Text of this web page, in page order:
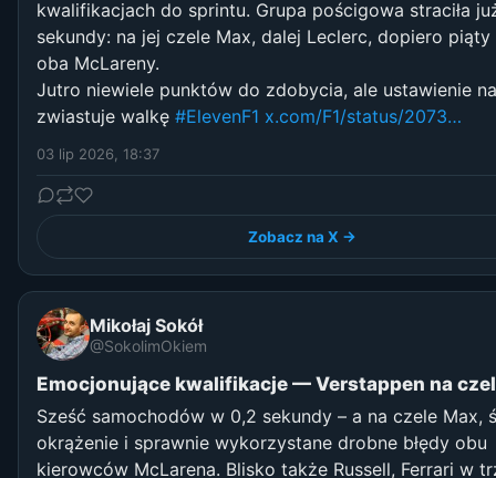
kwalifikacjach do sprintu. Grupa pościgowa straciła
sekundy: na jej czele Max, dalej Leclerc, dopiero piąty
oba McLareny.
Jutro niewiele punktów do zdobycia, ale ustawienie
zwiastuje walkę #ElevenF1 x.com/F1/status/2073…
03 lip 2026, 18:37
Zobacz na X →
Mikołaj Sokół
@SokolimOkiem
Emocjonujące kwalifikacje — Verstappen na
Sześć samochodów w 0,2 sekundy – a na czele Max,
okrążenie i sprawnie wykorzystane drobne błędy obu
kierowców McLarena. Blisko także Russell, Ferrari w